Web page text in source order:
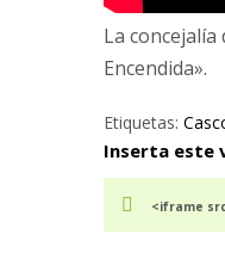
La
Encendida».
Etiquetas:
Inserta este
<iframe